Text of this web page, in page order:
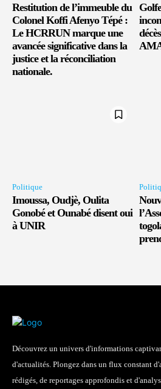
Restitution de l’immeuble du
Colonel Koffi Afenyo Tépé :
Le HCRRUN marque une
avancée significative dans la
justice et la réconciliation
nationale.
Politique
Imoussa, Oudjè, Oulita
Gonobé et Ounabé disent oui
à UNIR
Découvrez un univers d'informations
d'actualités. Plongez dans un flux constant
rédigés, de reportages approfondis et